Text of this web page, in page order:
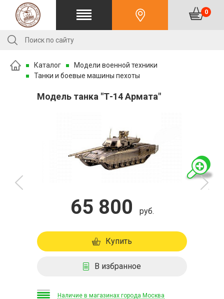
0
Каталог
Модели военной техники
Танки и боевые машины пехоты
Модель танка "Т-14 Армата"
65 800 руб.
Купить
В избранное
Наличие в магазинах города Москва